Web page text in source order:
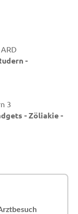
-
3
- Zöliakie -